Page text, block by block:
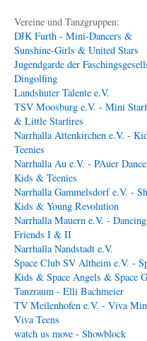
Vereine und Tanzgruppen:
DJK Furth - Mini-Dancers &
Sunshine-Girls & United Stars
Jugendgarde der
Dingolfing
Landshuter Talente e.V.
TSV Moosburg e.V. - Mini
& Little Starfires
Narrhalla Attenkirchen e.V. -
Teenies
Narrhalla Au e.V. - PAuer
Kids & Teenies
Narrhalla Gammelsdorf e.V. -
Kids & Young Revolution
Narrhalla Mauern e.V. - Dancing
Friends I & II
Narrhalla Nandstadt e.V.
Space Club SV Altheim e.V. -
Kids & Space Angels & Space
Tanzraum - Elli Bachmeier
TV Meilenhofen e.V. - Viva
Viva Teens
watch us move - Showblock